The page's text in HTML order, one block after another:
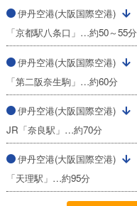
伊丹空港(大阪国際空港)
「京都駅八条口」…約50～55分
伊丹空港(大阪国際空港)
「第二阪奈生駒」…約60分
伊丹空港(大阪国際空港)
JR「奈良駅」…約70分
伊丹空港(大阪国際空港)
「天理駅」…約95分